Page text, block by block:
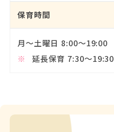
保育時間
月～土曜日 8:00～19:00
延長保育 7:30～19:30